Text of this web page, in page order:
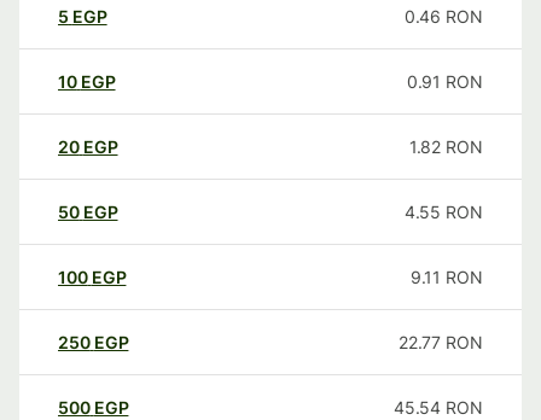
5 EGP 0.46 RON
10 EGP 0.91 RON
20 EGP 1.82 RON
50 EGP 4.55 RON
100 EGP 9.11 RON
250 EGP 22.77 RON
500 EGP 45.54 RON